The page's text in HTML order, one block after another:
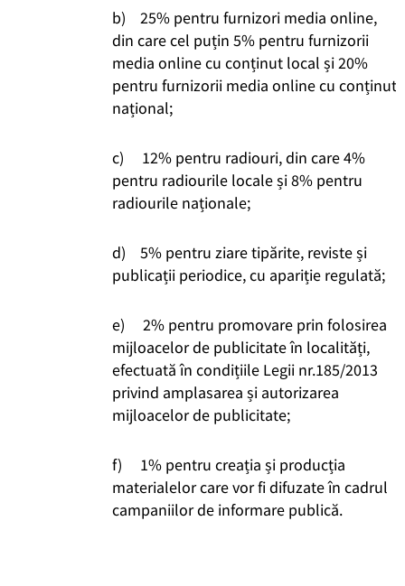
b) 25% pentru furnizori media online,
din care cel puțin 5% pentru furnizorii
media online cu conținut local și 20%
pentru furnizorii media online cu conținut
național;
c) 12% pentru radiouri, din care 4%
pentru radiourile locale și 8% pentru
radiourile naționale;
d) 5% pentru ziare tipărite, reviste și
publicații periodice, cu apariție regulată;
e) 2% pentru promovare prin folosirea
mijloacelor de publicitate în localități,
efectuată în condițiile Legii nr.185/2013
privind amplasarea și autorizarea
mijloacelor de publicitate;
f) 1% pentru creația și producția
materialelor care vor fi difuzate în cadrul
campaniilor de informare publică.